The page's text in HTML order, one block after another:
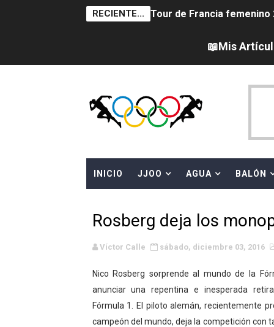
RECIENTE... Tour de Francia femenino
Campeonato de Europa
Campeonato de Europa
Women's Pro Baseball
Campeonato de Europa
AEW - Adam Page con
WWE NXT - Myles Borne
Canadian Football League
📖Mis
INICIO JJOO AGUA BALÓN
Rosberg deja los
Víctor Calle sábado, diciembre 03, 2016
Nico Rosberg sorprende al mundo de la
anunciar una repentina e inesperada
Fórmula 1. El piloto alemán, recientemente
campeón del mundo, deja la competición con